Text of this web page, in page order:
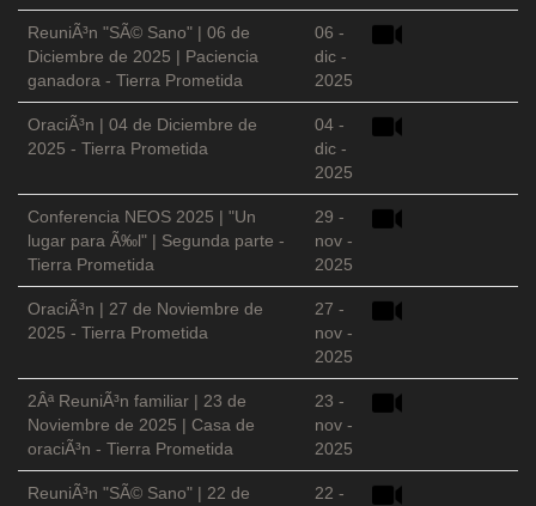
ReuniÃ³n "SÃ© Sano" | 06 de
Diciembre de 2025 | Paciencia
ganadora - Tierra Prometida
06 -
dic -
2025
OraciÃ³n | 04 de Diciembre de
2025 - Tierra Prometida
04 -
dic -
2025
Conferencia NEOS 2025 | "Un
lugar para Ã‰l" | Segunda parte -
Tierra Prometida
29 -
nov -
2025
OraciÃ³n | 27 de Noviembre de
2025 - Tierra Prometida
27 -
nov -
2025
2Âª ReuniÃ³n familiar | 23 de
Noviembre de 2025 | Casa de
oraciÃ³n - Tierra Prometida
23 -
nov -
2025
ReuniÃ³n "SÃ© Sano" | 22 de
22 -